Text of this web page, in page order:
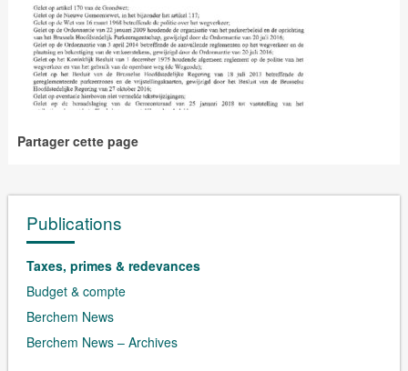
Partager cette page
Publications
Taxes, primes & redevances
Budget & compte
Berchem News
Berchem News – Archives